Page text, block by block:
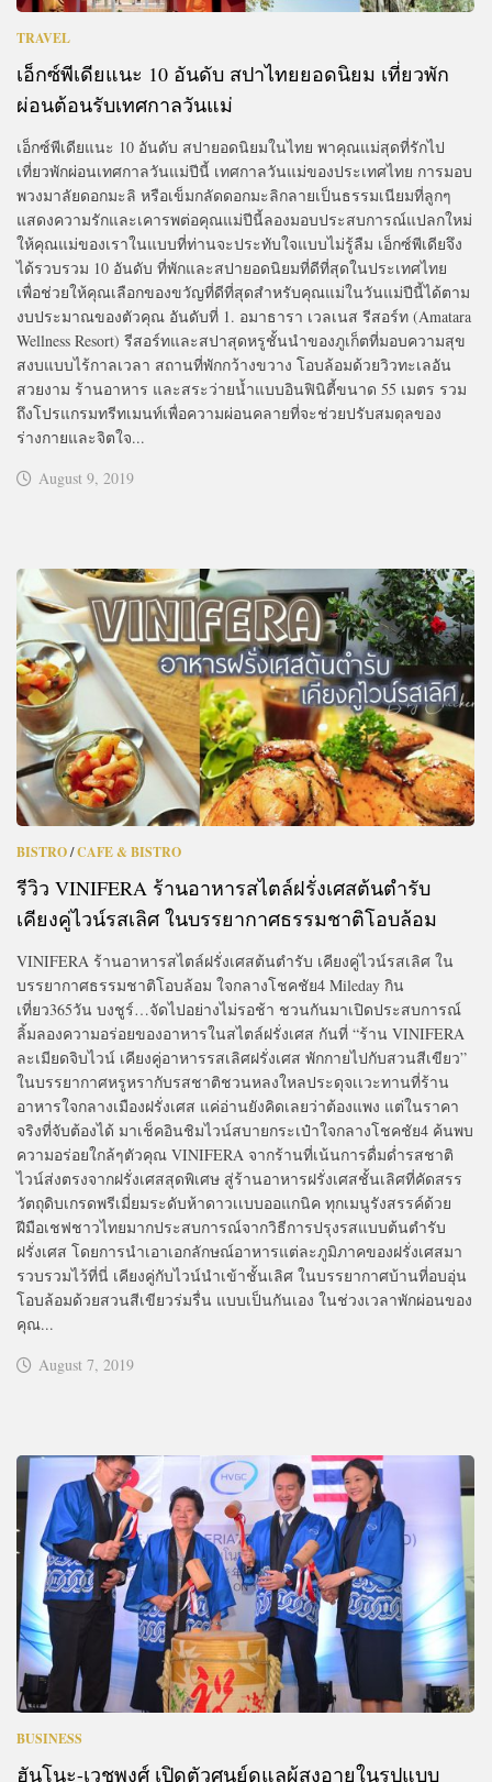
TRAVEL
เอ็กซ์พีเดียแนะ 10 อันดับ สปาไทยยอดนิยม เที่ยวพัก
ผ่อนต้อนรับเทศกาลวันแม่
เอ็กซ์พีเดียแนะ 10 อันดับ สปายอดนิยมในไทย พาคุณแม่สุดที่รักไป
เที่ยวพักผ่อนเทศกาลวันแม่ปีนี้ เทศกาลวันแม่ของประเทศไทย การมอบ
พวงมาลัยดอกมะลิ หรือเข็มกลัดดอกมะลิกลายเป็นธรรมเนียมที่ลูกๆ
แสดงความรักและเคารพต่อคุณแม่ปีนี้ลองมอบประสบการณ์แปลกใหม่
ให้คุณแม่ของเราในแบบที่ท่านจะประทับใจแบบไม่รู้ลืม เอ็กซ์พีเดียจึง
ได้รวบรวม 10 อันดับ ที่พักและสปายอดนิยมที่ดีที่สุดในประเทศไทย
เพื่อช่วยให้คุณเลือกของขวัญที่ดีที่สุดสำหรับคุณแม่ในวันแม่ปีนี้ได้ตาม
งบประมาณของตัวคุณ อันดับที่ 1. อมาธารา เวลเนส รีสอร์ท (Amatara
Wellness Resort) รีสอร์ทและสปาสุดหรูชั้นนำของภูเก็ตที่มอบความสุข
สงบแบบไร้กาลเวลา สถานที่พักกว้างขวาง โอบล้อมด้วยวิวทะเลอัน
สวยงาม ร้านอาหาร และสระว่ายน้ำแบบอินฟินิตี้ขนาด 55 เมตร รวม
ถึงโปรแกรมทรีทเมนท์เพื่อความผ่อนคลายที่จะช่วยปรับสมดุลของ
ร่างกายและจิตใจ...
August 9, 2019
BISTRO/CAFE & BISTRO
รีวิว VINIFERA ร้านอาหารสไตล์ฝรั่งเศสต้นตำรับ
เคียงคู่ไวน์รสเลิศ ในบรรยากาศธรรมชาติโอบล้อม
VINIFERA ร้านอาหารสไตล์ฝรั่งเศสต้นตำรับ เคียงคู่ไวน์รสเลิศ ใน
บรรยากาศธรรมชาติโอบล้อม ใจกลางโชคชัย4 Mileday กิน
เที่ยว365วัน บงชูร์…จัดไปอย่างไม่รอช้า ชวนกันมาเปิดประสบการณ์
ลิ้มลองความอร่อยของอาหารในสไตล์ฝรั่งเศส กันที่ “ร้าน VINIFERA
ละเมียดจิบไวน์ เคียงคู่อาหารรสเลิศฝรั่งเศส พักกายไปกับสวนสีเขียว”
ในบรรยากาศหรูหรากับรสชาติชวนหลงใหลประดุจเเวะทานที่ร้าน
อาหารใจกลางเมืองฝรั่งเศส แค่อ่านยังคิดเลยว่าต้องแพง แต่ในราคา
จริงที่จับต้องได้ มาเช็คอินชิมไวน์สบายกระเป๋าใจกลางโชคชัย4 ค้นพบ
ความอร่อยใกล้ๆตัวคุณ VINIFERA จากร้านที่เน้นการดื่มด่ำรสชาติ
ไวน์ส่งตรงจากฝรั่งเศสสุดพิเศษ สู่ร้านอาหารฝรั่งเศสชั้นเลิศที่คัดสรร
วัตถุดิบเกรดพรีเมี่ยมระดับห้าดาวเเบบออแกนิค ทุกเมนูรังสรรค์ด้วย
ฝีมือเชฟชาวไทยมากประสบการณ์จากวิธีการปรุงรสแบบต้นตำรับ
ฝรั่งเศส โดยการนำเอาเอกลักษณ์อาหารแต่ละภูมิภาคของฝรั่งเศสมา
รวบรวมไว้ที่นี่ เคียงคู่กับไวน์นำเข้าชั้นเลิศ ในบรรยากาศบ้านที่อบอุ่น
โอบล้อมด้วยสวนสีเขียวร่มรื่น แบบเป็นกันเอง ในช่วงเวลาพักผ่อนของ
คุณ...
August 7, 2019
BUSINESS
ฮันโนะ-เวชพงศ์ เปิดตัวศูนย์ดูแลผู้สูงอายุในรูปแบบ